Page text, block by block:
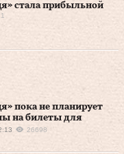
стала прибыльной
пока не планирует
на билеты для
26698